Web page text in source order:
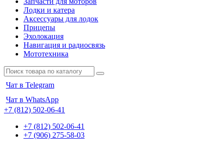
Лодки и катера
Аксессуары для лодок
Прицепы
Эхолокация
Навигация и радиосвязь
Мототехника
Чат в Telegram
Чат в WhatsApp
+7 (812) 502-06-41
+7 (812) 502-06-41
+7 (906) 275-58-03